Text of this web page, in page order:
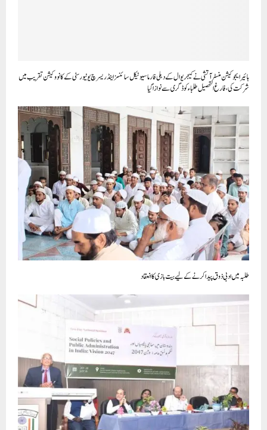
ہائیر ایجوکیشن منسٹر آتشی نے کیجریوال کے دہلی فارماسیوٹیکل سائنسز اینڈ ریسرچ یونیورسٹی کے کانووکیشن تقریب میں
شرکت کی، فارغ التحصیل طلباء کو ڈگری سے نوازا گیا
طلبہ میں ادبی ذوق پیدا کرنے کے لیے بیت بازی کا انعقاد